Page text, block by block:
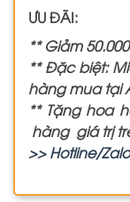
ƯU ĐÃI:
** Giảm
** Đặc biệt:
hàng mua tại
** Tặng hoa
hàng giá trị
>> Hotline/